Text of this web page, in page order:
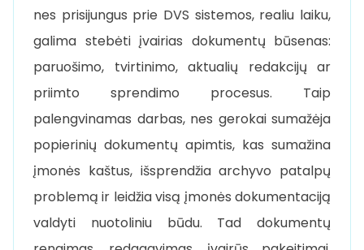
nes prisijungus prie DVS sistemos, realiu laiku,
galima stebėti įvairias dokumentų būsenas:
paruošimo, tvirtinimo, aktualių redakcijų ar
priimto sprendimo procesus. Taip
palengvinamas darbas, nes gerokai sumažėja
popierinių dokumentų apimtis, kas sumažina
įmonės kaštus, išsprendžia archyvo patalpų
problemą ir leidžia visą įmonės dokumentaciją
valdyti nuotoliniu būdu. Tad dokumentų